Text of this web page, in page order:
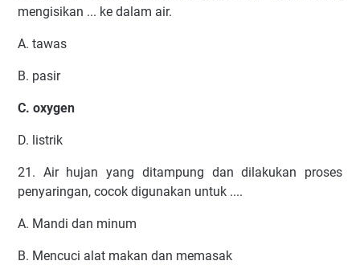
mengisikan ... ke dalam air.
A. tawas
B. pasir
C. oxygen
D. listrik
21. Air hujan yang ditampung dan dilakukan proses
penyaringan, cocok digunakan untuk ....
A. Mandi dan minum
B. Mencuci alat makan dan memasak